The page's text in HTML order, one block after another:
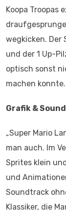
Koopa Troopas
wegkicken. Der
und der 1 Up-
optisch sonst
machen konnte.
Grafik & Sound
„Super Mario
man auch. Im
Sprites klein
und
Soundtrack
Klassiker, die